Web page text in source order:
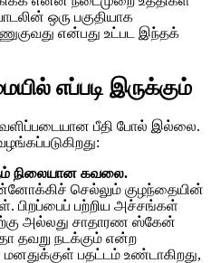
ஒரு பகுதியாக
என்பது உட்பட இந்தக்
எப்படி இருக்கும்
பீதி போல் இல்லை.
நிலையான கவலை.
செல்லும் குழந்தையின்
பற்றிய அச்சங்கள்
அல்லது சாதாரண ஸ்கேன்
தவறு நடக்கும் என்ற
பதட்டம் உண்டாகிறது,